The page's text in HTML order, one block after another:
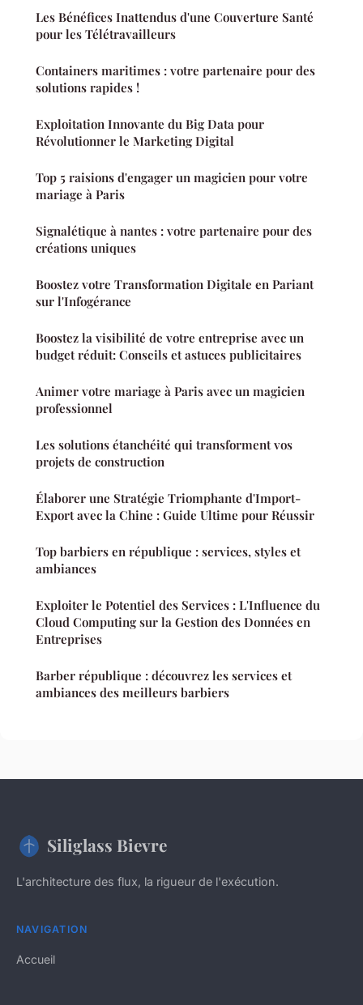
Les Bénéfices Inattendus d'une Couverture Santé
pour les Télétravailleurs
Containers maritimes : votre partenaire pour des
solutions rapides !
Exploitation Innovante du Big Data pour
Révolutionner le Marketing Digital
Top 5 raisions d'engager un magicien pour votre
mariage à Paris
Signalétique à nantes : votre partenaire pour des
créations uniques
Boostez votre Transformation Digitale en Pariant
sur l'Infogérance
Boostez la visibilité de votre entreprise avec un
budget réduit: Conseils et astuces publicitaires
Animer votre mariage à Paris avec un magicien
professionnel
Les solutions étanchéité qui transforment vos
projets de construction
Élaborer une Stratégie Triomphante d'Import-
Export avec la Chine : Guide Ultime pour Réussir
Top barbiers en république : services, styles et
ambiances
Exploiter le Potentiel des Services : L'Influence du
Cloud Computing sur la Gestion des Données en
Entreprises
Barber république : découvrez les services et
ambiances des meilleurs barbiers
Siliglass Bievre
L'architecture des flux, la rigueur de l'exécution.
NAVIGATION
Accueil